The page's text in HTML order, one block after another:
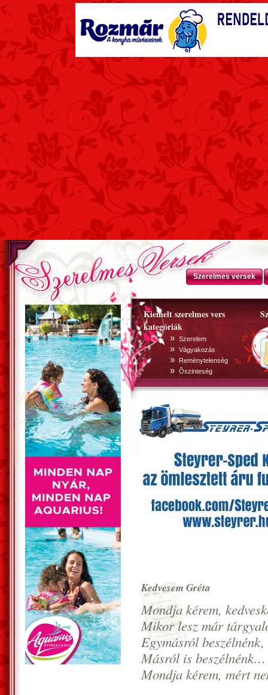
Szerelmes versek
Kiemelt szerelmes vers
kategóriák
» Szerelem
» Vágyakozás
» Reménytelenség
» Õszinteség
Kedvesem Gréta
Mondja kérem,
Mikor lesz már
Egymásról beszélnénk,
Másról is beszélnénk…
Mondja kérem, mért